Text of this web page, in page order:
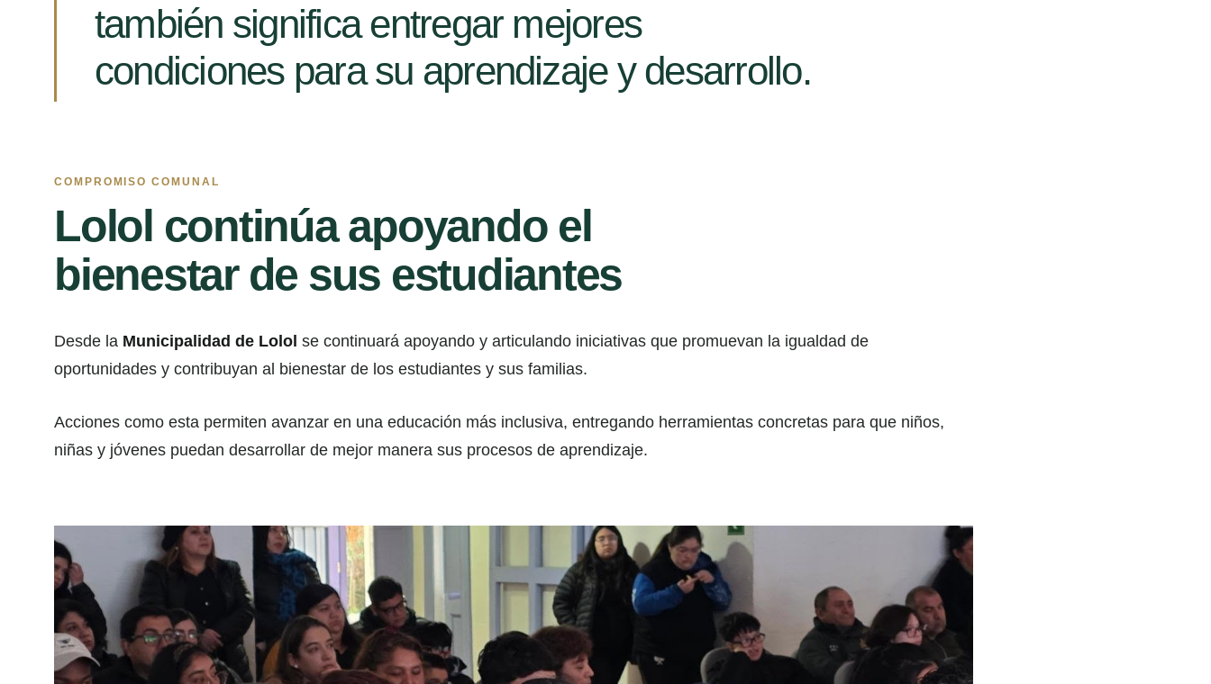
también significa entregar mejores
condiciones para su aprendizaje y desarrollo.
COMPROMISO COMUNAL
Lolol continúa apoyando el
bienestar de sus estudiantes
Desde la Municipalidad de Lolol se continuará apoyando y articulando iniciativas que promuevan la igualdad de
oportunidades y contribuyan al bienestar de los estudiantes y sus familias.
Acciones como esta permiten avanzar en una educación más inclusiva, entregando herramientas concretas para que niños,
niñas y jóvenes puedan desarrollar de mejor manera sus procesos de aprendizaje.